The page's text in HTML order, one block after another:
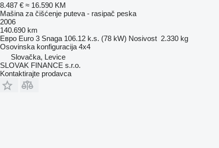
8.487 € ≈ 16.590 KM
Mašina za čišćenje puteva - rasipač peska
2006
140.690 km
Евро Euro 3 Snaga 106.12 k.s. (78 kW) Nosivost 2.330 kg
Osovinska konfiguracija 4x4
Slovačka, Levice
SLOVAK FINANCE s.r.o.
Kontaktirajte prodavca